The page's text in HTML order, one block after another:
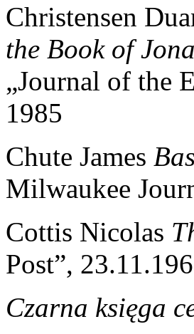
Christensen
the Book of
„Journal of the
1985
Chute James
Milwaukee
Cottis Nicolas
Post”,
Czarna księga